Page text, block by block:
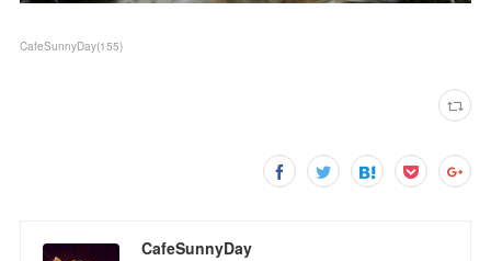
CafeSunnyDay(155)
CafeSunnyDay